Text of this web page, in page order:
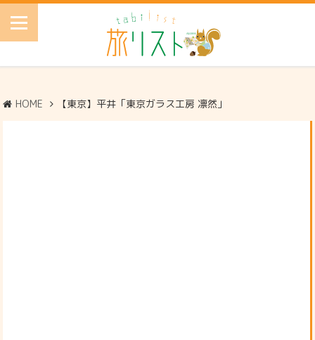
HOME 【東京】平井「東京ガラス工房 凛然」